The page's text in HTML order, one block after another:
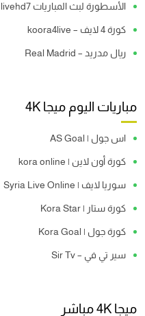
الأسطورة لبث المباريات livehd7
كورة 4 لايف – koora4live
ريال مدريد – Real Madrid
مباريات اليوم ميجا 4K
اس جول | AS Goal
كورة أون لاين | kora online
سوريا لايف | Syria Live Online
كورة ستار | Kora Star
كورة جول | Kora Goal
سير تي في – Sir Tv
ميجا 4K مباشر